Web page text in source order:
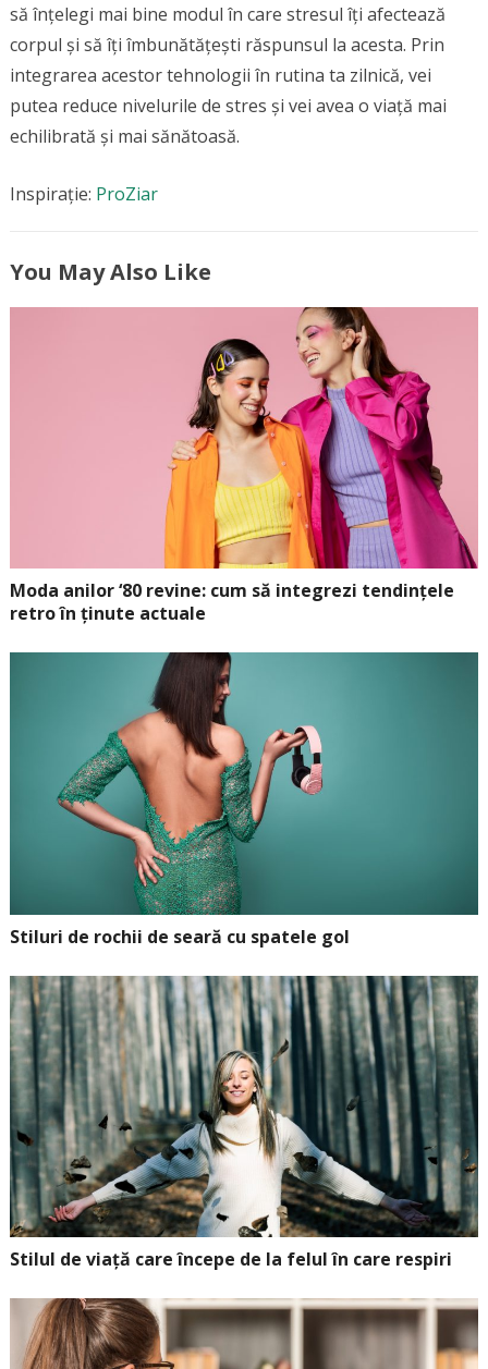
să înțelegi mai bine modul în care stresul îți afectează
corpul și să îți îmbunătățești răspunsul la acesta. Prin
integrarea acestor tehnologii în rutina ta zilnică, vei
putea reduce nivelurile de stres și vei avea o viață mai
echilibrată și mai sănătoasă.
Inspirație: ProZiar
You May Also Like
Moda anilor ‘80 revine: cum să integrezi tendințele
retro în ținute actuale
Stiluri de rochii de seară cu spatele gol
Stilul de viață care începe de la felul în care respiri